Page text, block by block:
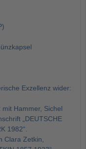
Exzellenz wider:
Hammer, Sichel
„DEUTSCHE
1982“.
Clara Zetkin,